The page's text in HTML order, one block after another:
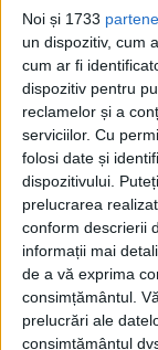
Noi și 1733
un dispozitiv, cum
cum ar fi
dispozitiv pentru
reclamelor și a
serviciilor. Cu
folosi date și
dispozitivului.
prelucrarea
conform descrierii
informații mai
de a vă exprima
consimțământul.
prelucrări ale
consimțământul
Brâncuși a
artistice,
din
în care
țara natală,
pentru un
vogă laParis
ajutătoare,
fiind 100%.
de la prima